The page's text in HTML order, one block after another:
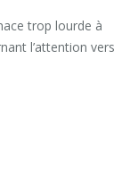
trop lourde à
l’attention vers